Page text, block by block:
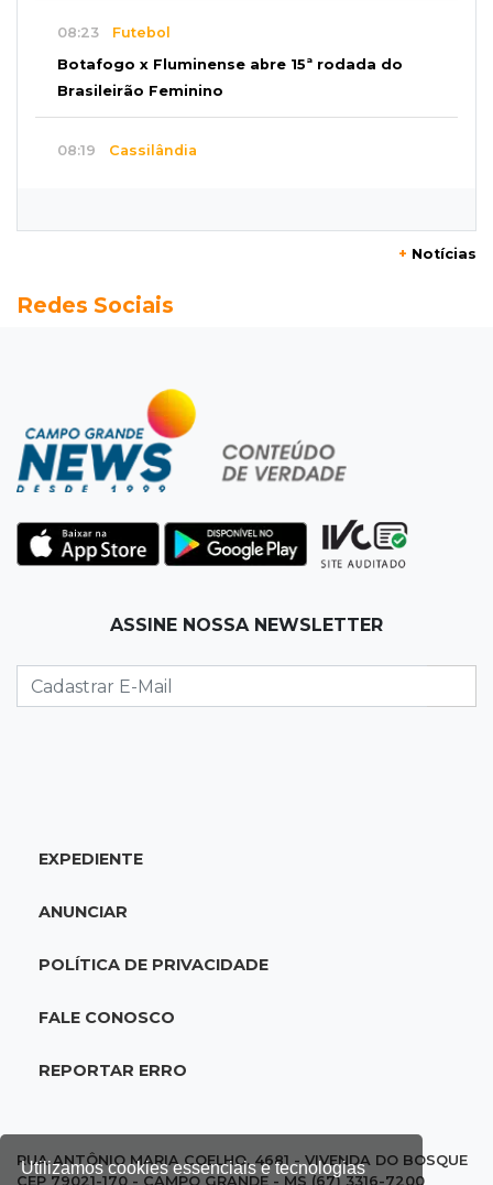
Utilizamos cookies essenciais e tecnologias
08:23 Futebol
Botafogo x Fluminense abre 15ª rodada do
Brasileirão Feminino
08:19 Cassilândia
Jagunços, jacobinos e batalha política nas
Artigos
O rebanho dos originais
08:06De MS para o mundo
Grande expõe obras na Itália
"Bota Fora" da Sofá Inbox reúne quatro
Torneio de futsal abre 34ª edição com quatro
imaginação de Scalise
07:45José Marques
+ Notícias
Redes Sociais
ASSINE NOSSA NEWSLETTER
EXPEDIENTE
ANUNCIAR
POLÍTICA DE PRIVACIDADE
FALE CONOSCO
REPORTAR ERRO
RUA ANTÔNIO MARIA COELHO, 4681 - VIVENDA DO BOSQUE
CEP 79021-170 - CAMPO GRANDE - MS (67) 3316-7200